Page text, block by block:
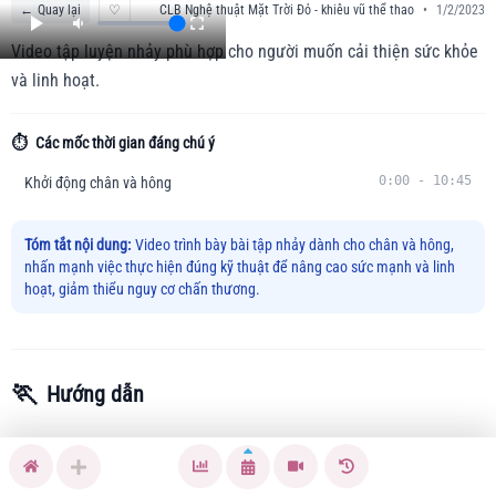
← Quay lại ♡ CLB Nghệ thuật Mặt Trời Đỏ - khiêu vũ thể thao • 1/2/2023
Video tập luyện nhảy phù hợp cho người muốn cải thiện sức khỏe
và linh hoạt.
⏱️ Các mốc thời gian đáng chú ý
Khởi động chân và hông 0:00 - 10:45
Tóm tắt nội dung: Video trình bày bài tập nhảy dành cho chân và hông,
nhấn mạnh việc thực hiện đúng kỹ thuật để nâng cao sức mạnh và linh
hoạt, giảm thiểu nguy cơ chấn thương.
🏃 Hướng dẫn
Bài tập này giúp cải thiện sức mạnh và linh hoạt cho vùng